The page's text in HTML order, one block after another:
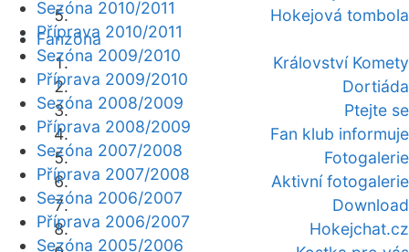
Hokejová tombola
Fanzóna
Království Komety
Dortiáda
Ptejte se
Fan klub informuje
Fotogalerie
Aktivní fotogalerie
Download
Hokejchat.cz
Sezóna 2010/2011
Příprava 2010/2011
Sezóna 2009/2010
Příprava 2009/2010
Sezóna 2008/2009
Příprava 2008/2009
Sezóna 2007/2008
Příprava 2007/2008
Sezóna 2006/2007
Příprava 2006/2007
Sezóna 2005/2006